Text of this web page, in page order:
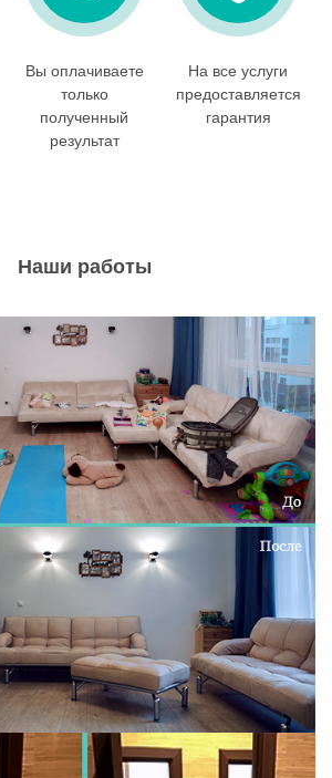
Вы оплачиваете
только
полученный
результат
На все услуги
предоставляется
гарантия
Наши работы